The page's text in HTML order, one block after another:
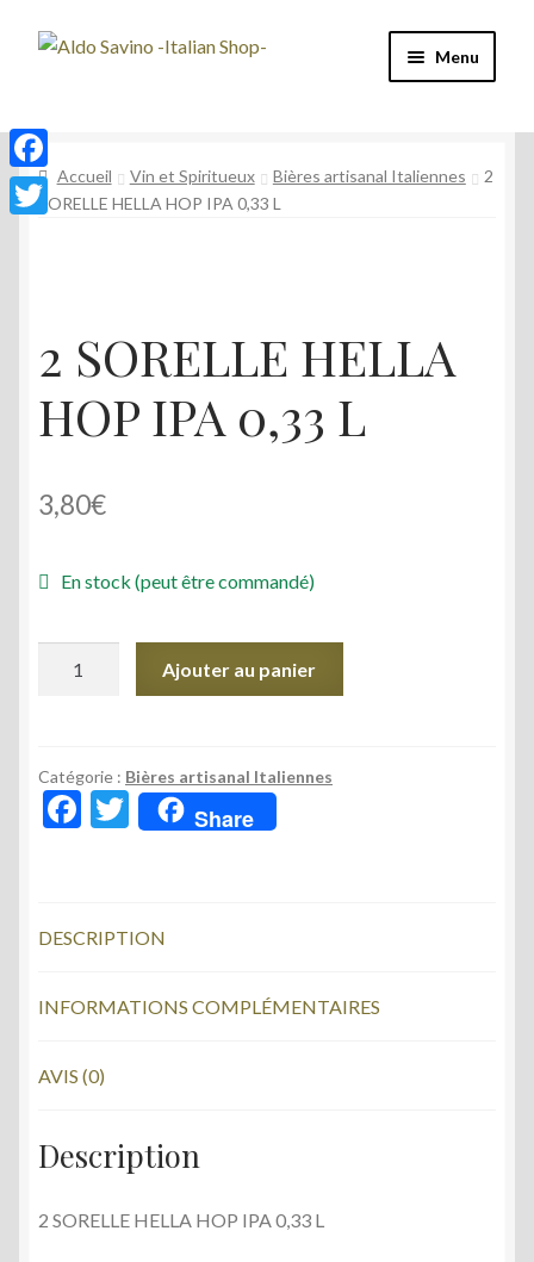
Aller
navigation
Aller
Menu
Machine à café
Épicerie
Mon compte
Accueil Vin et Spiritueux Bières artisanal Italiennes
2
SORELLE HELLA HOP IPA 0,33 L
2 SORELLE HELLA
HOP IPA 0,33 L
3,80€
En stock (peut être commandé)
HELLA
HOP
IPA
Ajouter au panier
Catégorie : Bières artisanal Italiennes
F
b
o
o
T
w
er
Share
DESCRIPTION
INFORMATIONS COMPLÉMENTAIRES
AVIS (0)
Description
2 SORELLE HELLA HOP IPA 0,33 L
F